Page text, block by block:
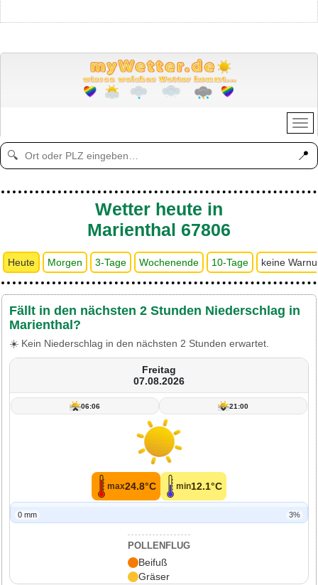
🔍 📍
Wetter heute in
Marienthal 67806
Heute Morgen 3-Tage Wochenende 10-Tage keine
Fällt in den nächsten 2 Stunden Niederschlag in
Marienthal?
☀️ Kein Niederschlag in den nächsten 2 Stunden erwartet.
Freitag
07.08.2026
06:06 21:00
max24.8°C min12.1°C
0 mm 3%
POLLENFLUG
Beifuß
Gräser